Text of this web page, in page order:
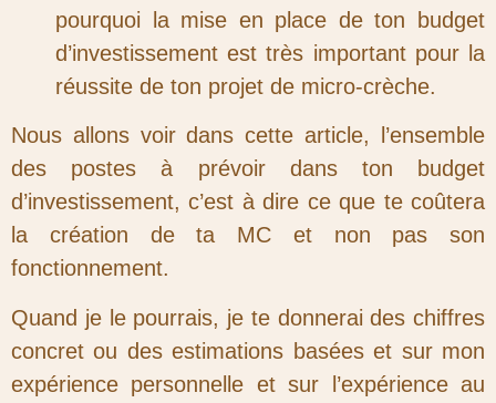
pourquoi la mise en place de ton budget
d’investissement est très important pour la
réussite de ton projet de micro-crèche.
Nous allons voir dans cette article, l’ensemble
des postes à prévoir dans ton budget
d’investissement, c’est à dire ce que te coûtera
la création de ta MC et non pas son
fonctionnement.
Quand je le pourrais, je te donnerai des chiffres
concret ou des estimations basées et sur mon
expérience personnelle et sur l’expérience au